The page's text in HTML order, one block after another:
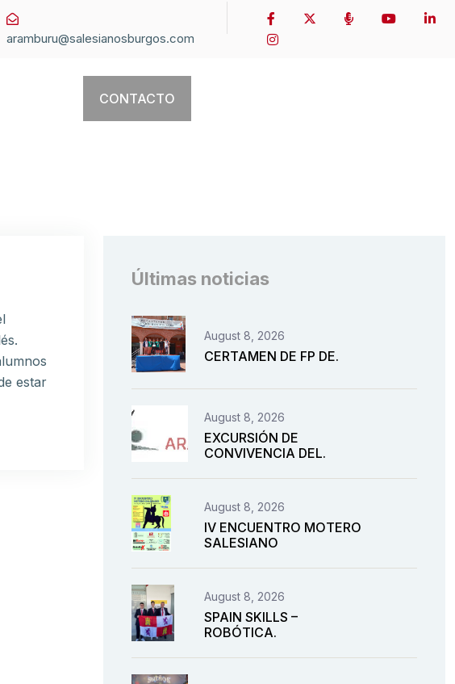
aramburu@salesianosburgos.com
CONTACTO
estar
Últimas noticias
August 8, 2026
CERTAMEN DE FP DE.
August 8, 2026
EXCURSIÓN DE
CONVIVENCIA DEL.
August 8, 2026
IV ENCUENTRO MOTERO
SALESIANO
August 8, 2026
SPAIN SKILLS –
ROBÓTICA.